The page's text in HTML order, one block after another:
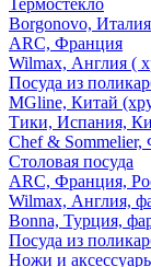
Термостекло
Borgonovo, Италия
ARC, Франция
Wilmax, Англия (
Посуда из
MGline, Китай
Тики, Испания,
Chef & Sommelier,
Столовая посуда
ARC, Франция,
Wilmax, Англия,
Bonna, Турция,
Посуда из
Ножи и